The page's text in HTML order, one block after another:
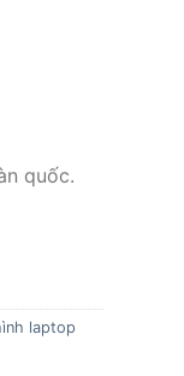
quốc.
lượng
laptop